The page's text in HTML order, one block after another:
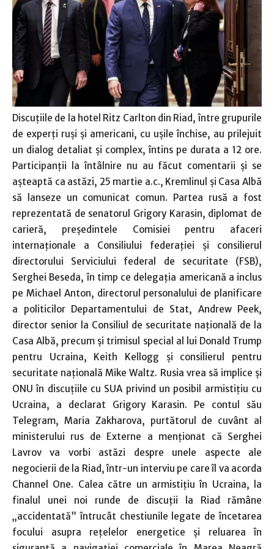
Discuţiile de la hotel Ritz Carlton din Riad, între grupurile
de experţi ruşi şi americani, cu uşile închise, au prilejuit
un dialog detaliat şi complex, întins pe durata a 12 ore.
Participanţii la întâlnire nu au făcut comentarii şi se
aşteaptă ca astăzi, 25 martie a.c., Kremlinul şi Casa Albă
să lanseze un comunicat comun. Partea rusă a fost
reprezentată de senatorul Grigory Karasin, diplomat de
carieră, preşedintele Comisiei pentru afaceri
internaţionale a Consiliului federaţiei şi consilierul
directorului Serviciului federal de securitate (FSB),
Serghei Beseda, în timp ce delegaţia americană a inclus
pe Michael Anton, directorul personalului de planificare
a politicilor Departamentului de Stat, Andrew Peek,
director senior la Consiliul de securitate naţională de la
Casa Albă, precum şi trimisul special al lui Donald Trump
pentru Ucraina, Keith Kellogg şi consilierul pentru
securitate naţională Mike Waltz. Rusia vrea să implice şi
ONU în discuţiile cu SUA privind un posibil armistiţiu cu
Ucraina, a declarat Grigory Karasin. Pe contul său
Telegram, Maria Zakharova, purtătorul de cuvânt al
ministerului rus de Externe a menţionat că Serghei
Lavrov va vorbi astăzi despre unele aspecte ale
negocierii de la Riad, într-un interviu pe care îl va acorda
Channel One. Calea către un armistiţiu în Ucraina, la
finalul unei noi runde de discuţii la Riad rămâne
„accidentată” întrucât chestiunile legate de încetarea
focului asupra reţelelor energetice şi reluarea în